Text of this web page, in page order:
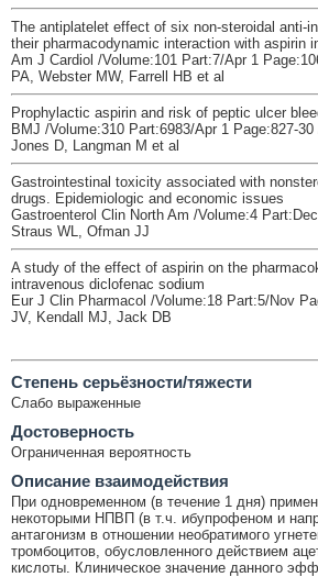
The antiplatelet effect of six non-steroidal anti-
their pharmacodynamic interaction with aspirin
Am J Cardiol /Volume:101 Part:7/Apr 1
PA, Webster MW, Farrell HB et al
Prophylactic aspirin and risk of peptic ulcer
BMJ /Volume:310 Part:6983/Apr 1 Page:827-
Jones D, Langman M et al
Gastrointestinal toxicity associated with
drugs. Epidemiologic and economic issues
Gastroenterol Clin North Am /Volume:4
Straus WL, Ofman JJ
A study of the effect of aspirin on the
intravenous diclofenac sodium
Eur J Clin Pharmacol /Volume:18 Part:5/Nov
JV, Kendall MJ, Jack DB
Cтепень серьёзности/тяжести
Слабо выраженные
Достоверность
Ограниченная вероятность
Описание взаимодействия
При одновременном (в течение 1 дня)
некоторыми НПВП (в т.ч. ибупрофеном и
антагонизм в отношении необратимого
тромбоцитов, обусловленного действием
кислоты. Клиническое значение данного